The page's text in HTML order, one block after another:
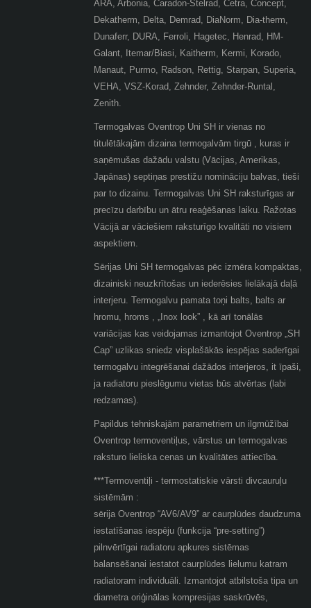
ARA, Arbonia, Caradon-Stelrad, Cetra, Concept,
Dekatherm, Delta, Demrad, DiaNorm, Dia-therm,
Dunaferr, DURA, Ferroli, Hagetec, Henrad, HM-
Galant, Itemar/Biasi, Kaitherm, Kermi, Korado,
Manaut, Purmo, Radson, Rettig, Starpan, Superia,
VEHA, VSZ-Korad, Zehnder, Zehnder-Runtal,
Zenith.
Termogalvas Oventrop Uni SH ir vienas no
titulētākajām dizaina termogalvām tirgū , kuras ir
saņēmušas dažādu valstu (Vācijas, Amerikas,
Japānas) septiņas prestižu nomināciju balvas, tieši
par to dizainu. Termogalvas Uni SH raksturīgas ar
precīzu darbību un ātru reaģēšanas laiku. Ražotas
Vācijā ar vāciešiem raksturīgo kvalitāti no visiem
aspektiem.
Sērijas Uni SH termogalvas pēc izmēra kompaktas,
dizainiski neuzkrītošas un iederēsies lielākajā daļā
interjeru. Termogalvu pamata toņi balts, balts ar
hromu, hroms , „Inox look” , kā arī tonālās
variācijas kas veidojamas izmantojot Oventrop „SH
Cap” uzlikas sniedz visplašākās iespējas saderīgai
termogalvu integrēšanai dažādos interjeros, it īpaši,
ja radiatoru pieslēgumu vietas būs atvērtas (labi
redzamas).
Papildus tehniskajām parametriem un ilgmūžībai
Oventrop termoventiļus, vārstus un termogalvas
raksturo lieliska cenas un kvalitātes attiecība.
***Termoventiļi - termostatiskie vārsti divcauruļu
sistēmām :
sērija Oventrop “AV6/AV9” ar caurplūdes daudzuma
iestatīšanas iespēju (funkcija “pre-setting”)
pilnvērtīgai radiatoru apkures sistēmas
balansēšanai iestatot caurplūdes lielumu katram
radiatoram individuāli. Izmantojot atbilstoša tipa un
diametra oriģinālas kompresijas saskrūvēs,